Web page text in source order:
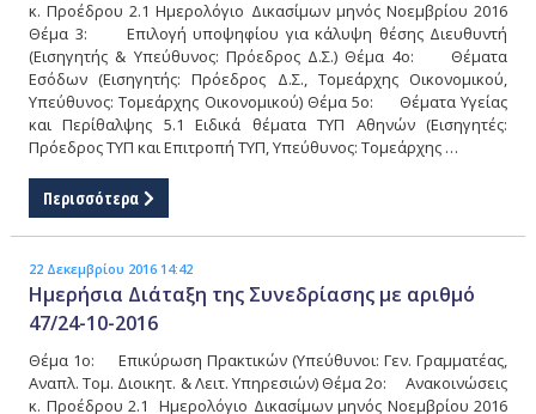
κ. Προέδρου 2.1 Ημερολόγιο Δικασίμων μηνός Νοεμβρίου 2016
Θέμα 3: Επιλογή υποψηφίου για κάλυψη θέσης Διευθυντή
(Εισηγητής & Υπεύθυνος: Πρόεδρος Δ.Σ.) Θέμα 4ο: Θέματα
Εσόδων (Εισηγητής: Πρόεδρος Δ.Σ., Τομεάρχης Οικονομικού,
Υπεύθυνος: Τομεάρχης Οικονομικού) Θέμα 5ο: Θέματα Υγείας
και Περίθαλψης 5.1 Ειδικά θέματα ΤΥΠ Αθηνών (Εισηγητές:
Πρόεδρος ΤΥΠ και Επιτροπή ΤΥΠ, Υπεύθυνος: Τομεάρχης …
Περισσότερα
22 Δεκεμβρίου 2016 14:42
Ημερήσια Διάταξη της Συνεδρίασης με αριθμό
47/24-10-2016
Θέμα 1ο: Επικύρωση Πρακτικών (Υπεύθυνοι: Γεν. Γραμματέας,
Αναπλ. Τομ. Διοικητ. & Λειτ. Υπηρεσιών) Θέμα 2ο: Ανακοινώσεις
κ. Προέδρου 2.1 Ημερολόγιο Δικασίμων μηνός Νοεμβρίου 2016